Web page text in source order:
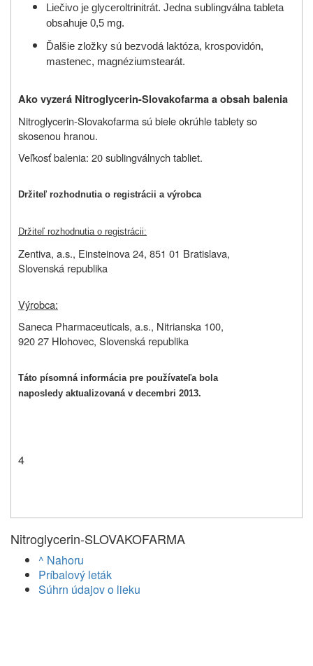
Liečivo je glyceroltrinitrát. Jedna sublingválna tableta
obsahuje 0,5 mg.
Ďalšie zložky sú bezvodá laktóza, krospovidón,
mastenec, magnéziumstearát.
Ako vyzerá Nitroglycerin-Slovakofarma a obsah balenia
Nitroglycerin-Slovakofarma sú biele okrúhle tablety so
skosenou hranou.
Veľkosť balenia: 20 sublingválnych tabliet.
Držiteľ rozhodnutia o registrácii a výrobca
Držiteľ rozhodnutia o registrácii:
Zentiva, a.s., Einsteinova 24, 851 01 Bratislava,
Slovenská republika
Výrobca:
Saneca Pharmaceuticals, a.s., Nitrianska 100,
920 27 Hlohovec, Slovenská republika
Táto písomná informácia pre používateľa bola
naposledy aktualizovaná v decembri 2013.
4
Nitroglycerin-SLOVAKOFARMA
^ Nahoru
Príbalový leták
Súhrn údajov o lieku